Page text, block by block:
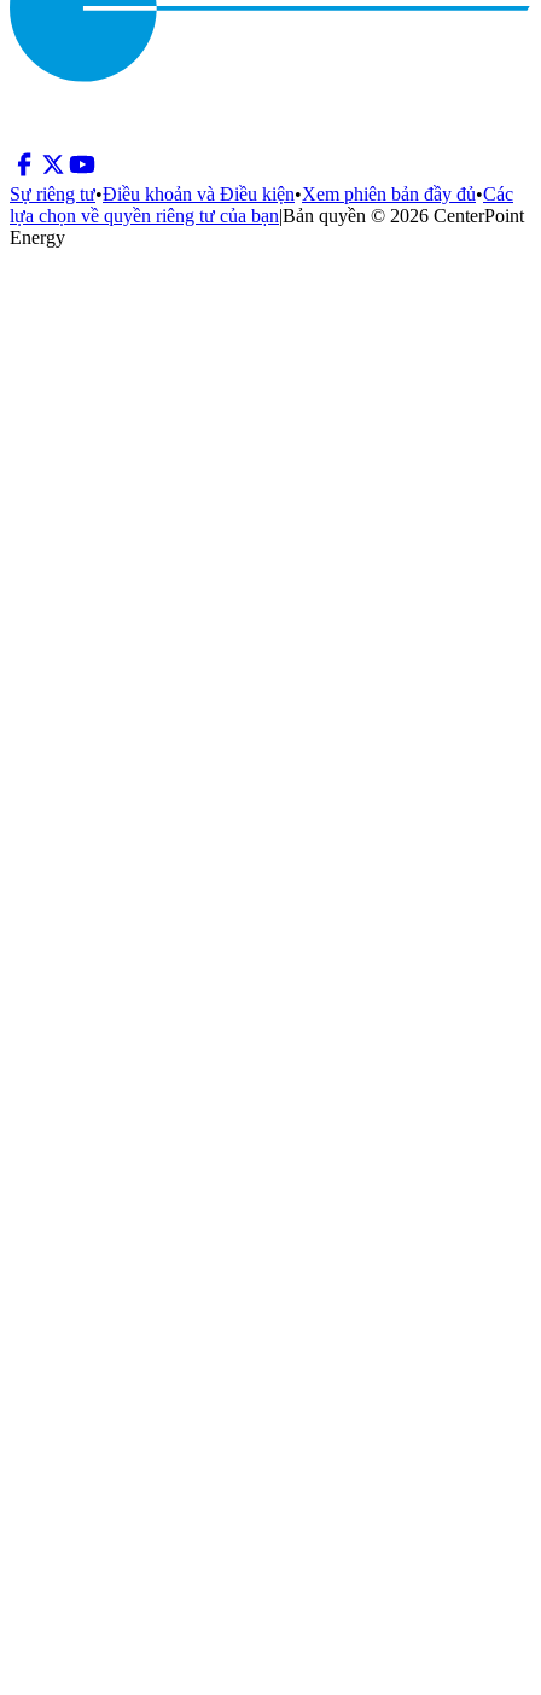
Sự riêng tư•Điều khoản và Điều kiện•Xem phiên bản đầy đủ•Các
lựa chọn về quyền riêng tư của bạn|Bản quyền © 2026 CenterPoint
Energy